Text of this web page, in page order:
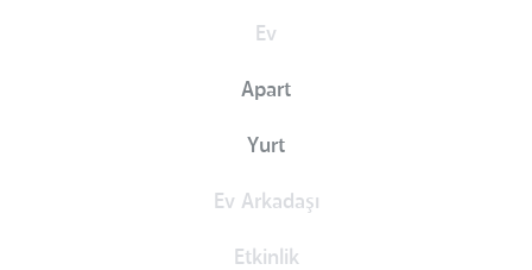
Ev
Apart
Yurt
Ev Arkadaşı
Etkinlik